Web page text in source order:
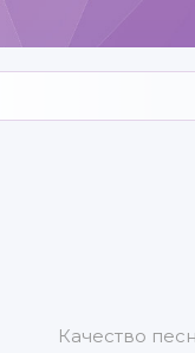
Качество